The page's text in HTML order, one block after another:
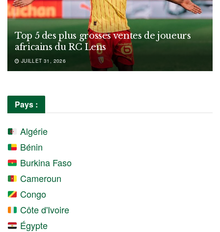
Top 5 des plus grosses ventes de joueurs
africains du RC Lens
JUILLET 31, 2026
Pays :
Algérie
Bénin
Burkina Faso
Cameroun
Congo
Côte d'Ivoire
Égypte